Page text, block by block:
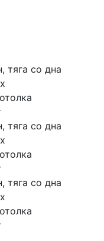
тяга со дна
тяга со дна
тяга со дна